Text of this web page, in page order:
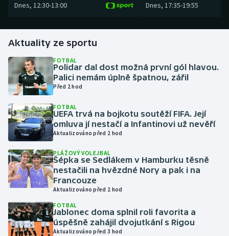
Golf
Gymnastika
Házená
Jezdectví
Judo
Krasobruslení
Lyže a snowboard
Dnes, 12:30-13:00 Dnes, 17:35-19:55
Aktuality ze sportu
FOTBAL
Polidar dal dost možná první gól hlavou.
Palici nemám úplně špatnou, zářil
Před 2 hod
FOTBAL
UEFA trvá na bojkotu soutěží FIFA. Její
omluva jí nestačí a Infantinovi už nevěří
Aktualizováno před 2 hod
PLÁŽOVÝ VOLEJBAL
Šépka se Sedlákem v Hamburku těsně
nestačili na hvězdné Nory a pak i na
Francouze
Aktualizováno před 2 hod
FOTBAL
Jablonec doma splnil roli favorita a
úspěšně zahájil dvojutkání s Rigou
Aktualizováno před 3 hod